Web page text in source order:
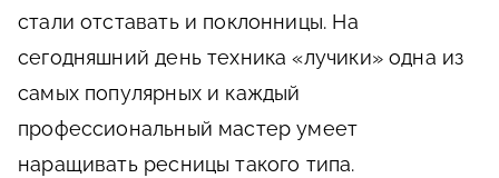
стали отставать и поклонницы. На
сегодняшний день техника «лучики» одна из
самых популярных и каждый
профессиональный мастер умеет
наращивать ресницы такого типа.